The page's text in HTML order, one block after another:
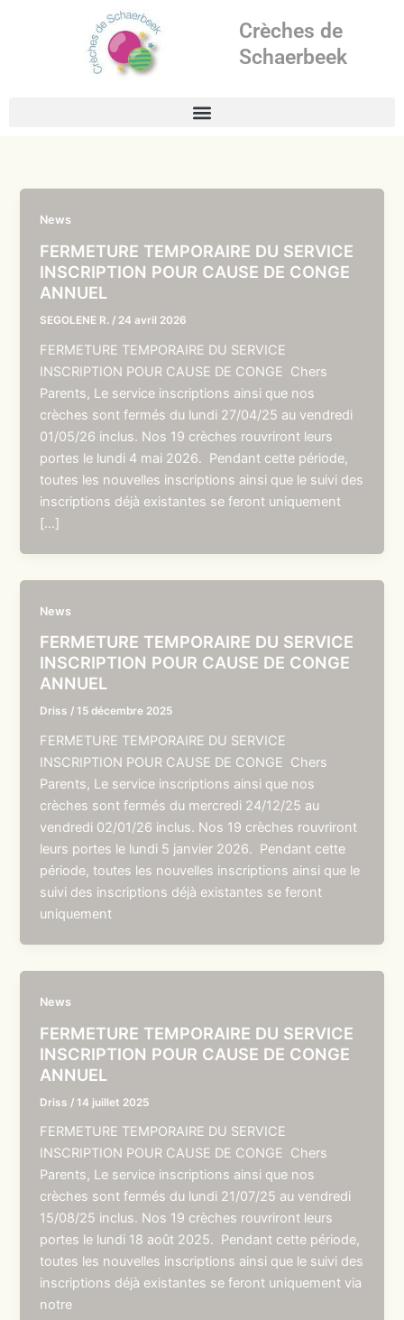
Crèches de
Schaerbeek
News
FERMETURE TEMPORAIRE DU SERVICE
INSCRIPTION POUR CAUSE DE CONGE
ANNUEL
SEGOLENE R. / 24 avril 2026
FERMETURE TEMPORAIRE DU SERVICE
INSCRIPTION POUR CAUSE DE CONGE Chers
Parents, Le service inscriptions ainsi que nos
crèches sont fermés du lundi 27/04/25 au vendredi
01/05/26 inclus. Nos 19 crèches rouvriront leurs
portes le lundi 4 mai 2026. Pendant cette période,
toutes les nouvelles inscriptions ainsi que le suivi des
inscriptions déjà existantes se feront uniquement
[…]
News
FERMETURE TEMPORAIRE DU SERVICE
INSCRIPTION POUR CAUSE DE CONGE
ANNUEL
Driss /15 décembre 2025
FERMETURE TEMPORAIRE DU SERVICE
INSCRIPTION POUR CAUSE DE CONGE Chers
Parents, Le service inscriptions ainsi que nos
crèches sont fermés du mercredi 24/12/25 au
vendredi 02/01/26 inclus. Nos 19 crèches rouvriront
leurs portes le lundi 5 janvier 2026. Pendant cette
période, toutes les nouvelles inscriptions ainsi que le
suivi des inscriptions déjà existantes se feront
uniquement
News
FERMETURE TEMPORAIRE DU SERVICE
INSCRIPTION POUR CAUSE DE CONGE
ANNUEL
Driss /14 juillet 2025
FERMETURE TEMPORAIRE DU SERVICE
INSCRIPTION POUR CAUSE DE CONGE Chers
Parents, Le service inscriptions ainsi que nos
crèches sont fermés du lundi 21/07/25 au vendredi
15/08/25 inclus. Nos 19 crèches rouvriront leurs
portes le lundi 18 août 2025. Pendant cette période,
toutes les nouvelles inscriptions ainsi que le suivi des
inscriptions déjà existantes se feront uniquement via
notre